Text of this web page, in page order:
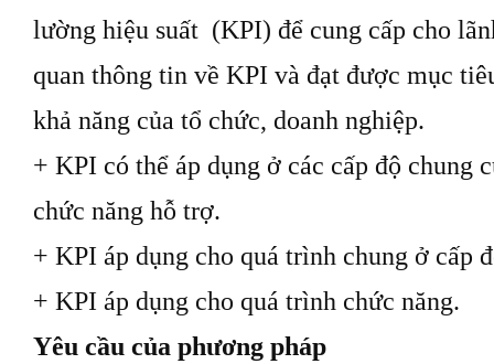
lường hiệu suất (KPI) để cung cấp cho
quan thông tin về KPI và đạt được mục
khả năng của tổ chức, doanh nghiệp.
+ KPI có thể áp dụng ở các cấp độ chung
chức năng hỗ trợ.
+ KPI áp dụng cho quá trình chung ở cấp
+ KPI áp dụng cho quá trình chức năng.
Yêu cầu của phương pháp